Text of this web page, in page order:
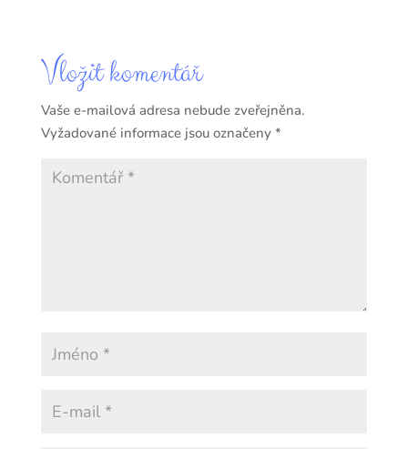
Vložit komentář
Vaše e-mailová adresa nebude zveřejněna.
Vyžadované informace jsou označeny *